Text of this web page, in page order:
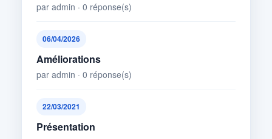
par admin · 0 réponse(s)
06/04/2026
Améliorations
par admin · 0 réponse(s)
22/03/2021
Présentation